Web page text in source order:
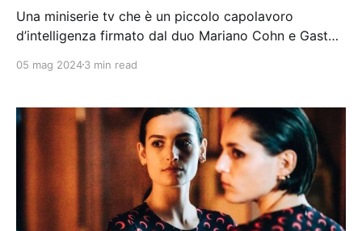
Una miniserie tv che è un piccolo capolavoro
d’intelligenza firmato dal duo Mariano Cohn e Gastón
05 mag 20243 min read